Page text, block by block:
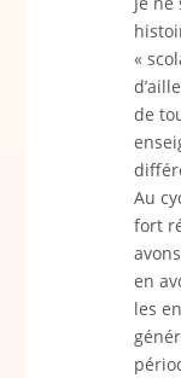
«
de
Au
fort
en
les